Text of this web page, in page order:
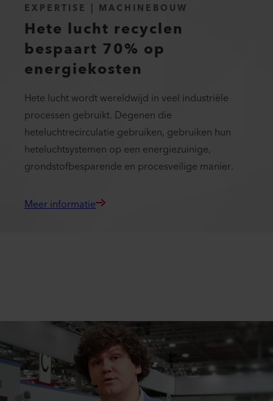
EXPERTISE | MACHINEBOUW
Hete lucht recyclen
bespaart 70% op
energiekosten
Hete lucht wordt wereldwijd in veel industriële
processen gebruikt. Degenen die
heteluchtrecirculatie gebruiken, gebruiken hun
heteluchtsystemen op een energiezuinige,
grondstofbesparende en procesveilige manier.
Meer informatie